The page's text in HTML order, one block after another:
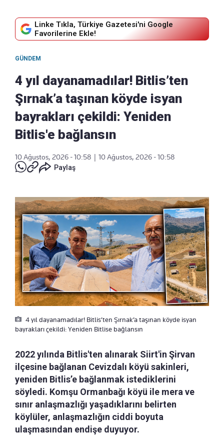
Linke Tıkla, Türkiye Gazetesi'ni Google
Favorilerine Ekle!
GÜNDEM
4 yıl dayanamadılar! Bitlis’ten
Şırnak’a taşınan köyde isyan
bayrakları çekildi: Yeniden
Bitlis'e bağlansın
10 Ağustos, 2026 - 10:58 | 10 Ağustos, 2026 - 10:58
Paylaş
4 yıl dayanamadılar! Bitlis’ten Şırnak’a taşınan köyde isyan
bayrakları çekildi: Yeniden Bitlise bağlansın
2022 yılında Bitlis'ten alınarak Siirt'in Şirvan
ilçesine bağlanan Cevizdalı köyü sakinleri,
yeniden Bitlis’e bağlanmak istediklerini
söyledi. Komşu Ormanbağı köyü ile mera ve
sınır anlaşmazlığı yaşadıklarını belirten
köylüler, anlaşmazlığın ciddi boyuta
ulaşmasından endişe duyuyor.